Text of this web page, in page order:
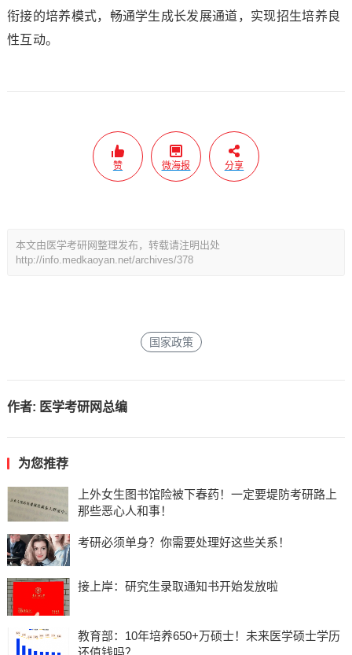
衔接的培养模式，畅通学生成长发展通道，实现招生培养良
性互动。
赞 微海报 分享
本文由医学考研网整理发布，转载请注明出处
http://info.medkaoyan.net/archives/378
国家政策
作者: 医学考研网总编
为您推荐
上外女生图书馆险被下春药！一定要堤防考研路上
那些恶心人和事！
考研必须单身？你需要处理好这些关系！
接上岸：研究生录取通知书开始发放啦
教育部：10年培养650+万硕士！未来医学硕士学历